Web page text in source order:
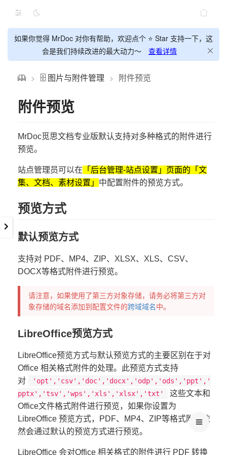
如果你觉得 MrDoc 对你有帮助，欢迎点个 ⭐ Star 支持一下，这
会是我们持续改进的最大动力～
查看详情
> 🗄️ 图片与附件管理 > 附件预览
附件预览
MrDoc觅思文档专业版默认支持对多种格式的附件进行
预览。
站点管理员可以在 「后台管理-站点设置」页面的「文
集、文档、素材设置」 中配置附件的预览方式。
预览方式
默认预览方式
支持对 PDF、MP4、ZIP、XLSX、XLS、CSV、
DOCX等格式附件进行预览。
请注意，如果使用了第三方对象存储，请务必将第三方对
象存储的域名添加到配置文件的跨域域名中。
LibreOffice预览方式
LibreOffice预览方式与默认预览方式的主要区别在于对
Office 相关格式附件的处理。此预览方式支持
对
'opt','csv','doc','docx','odp','ods','ppt','
pptx','tsv','wps','xls','xlsx','txt'
这些文本和
Office文件格式附件进行预览，如果你设置为
LibreOffice 预览方式，PDF、MP4、ZIP等格式附件依
然会通过默认的预览方式进行预览。
LibreOffice 会对Office 相关格式的附件进行 PDF 转换